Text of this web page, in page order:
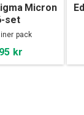
Micron
set
pack
kr